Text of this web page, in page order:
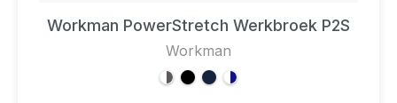
Workman PowerStretch Werkbroek P2S
Workman